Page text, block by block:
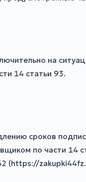
на
14 статьи 93.
сроков
по части 14